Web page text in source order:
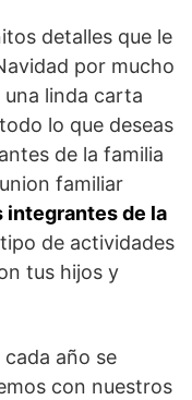
detalles que le
por mucho
linda carta
lo que deseas
de la familia
familiar
integrantes de la
de actividades
tus hijos y
año se
con nuestros